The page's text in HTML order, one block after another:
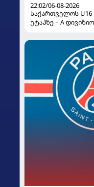
22:02/06-08-2026
საქართველოს
ეტაპზე – A